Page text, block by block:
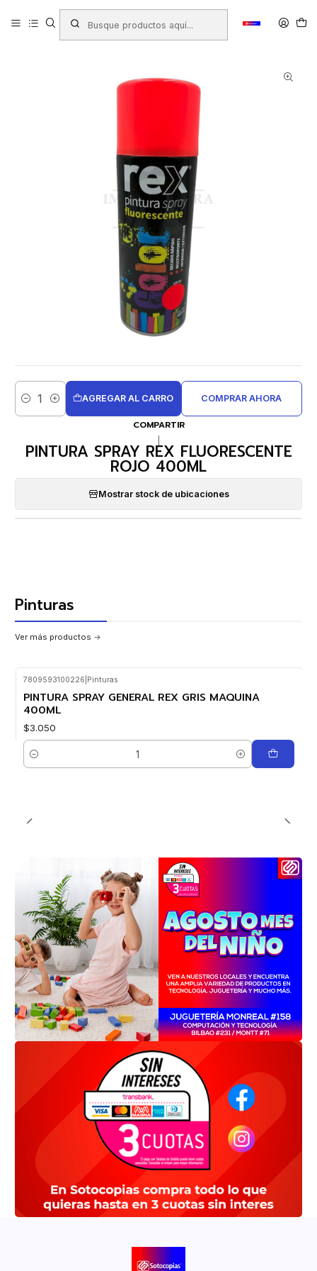
Productos FERRETERÍA Pinturas
PINTURA SPRAY REX FLUORESCENTE ROJO 400ML
Cantidad
AGREGAR AL CARRO COMPRAR AHORA
COMPARTIR
PINTURA SPRAY REX FLUORESCENTE
ROJO 400ML
Mostrar stock de ubicaciones
Pinturas
Ver más productos
7809593100226 Pinturas
PINTURA SPRAY GENERAL REX GRIS MAQUINA
400ML
$3.050
Cantidad